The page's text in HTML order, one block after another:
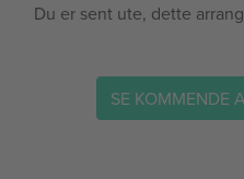
Du er sent ute, dette
SE KOMMENDE